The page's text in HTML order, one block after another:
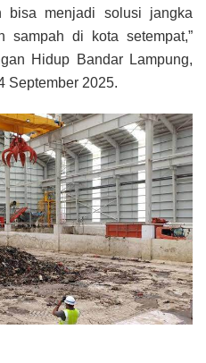
bisa menjadi solusi jangka
sampah di kota setempat,”
Hidup Bandar Lampung,
September 2025.